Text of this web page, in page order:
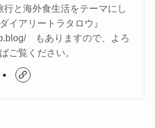
行と海外食生活をテーマにし
イアリートラタロウ』
もありますので、よろ
ご覧ください。